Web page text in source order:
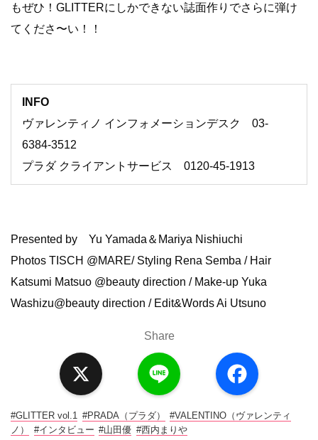
もぜひ！GLITTERにしかできない誌面作りでさらに弾け
てくださ〜い！！
INFO
ヴァレンティノ インフォメーションデスク 03-
6384-3512
プラダ クライアントサービス 0120-45-1913
Presented by Yu Yamada＆Mariya Nishiuchi
Photos TISCH @MARE/ Styling Rena Semba / Hair
Katsumi Matsuo @beauty direction / Make-up Yuka
Washizu@beauty direction / Edit&Words Ai Utsuno
Share
a
c
o
#GLITTER vol.1 #PRADA（プラダ）
#VALENTINO（ヴァレンティ
ノ）
#インタビュー #山田優 #西内まりや